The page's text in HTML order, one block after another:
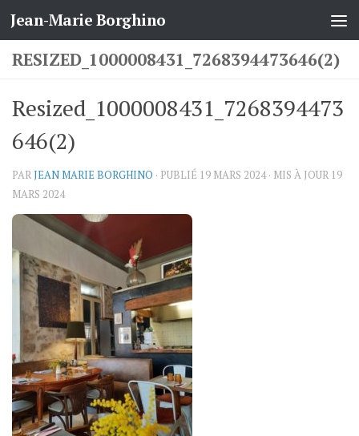
Skip to content
Jean-Marie Borghino
RESIZED_1000008431_7268394473646(2)
Resized_1000008431_7268394473
646(2)
PARJEAN MARIE BORGHINO · PUBLIÉ 19 MARS 2024· MIS À JOUR 19
MARS 2024